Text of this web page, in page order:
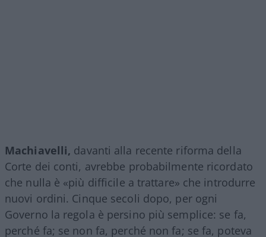
Machiavelli, davanti alla recente riforma della
Corte dei conti, avrebbe probabilmente ricordato
che nulla è «più difficile a trattare» che introdurre
nuovi ordini. Cinque secoli dopo, per ogni
Governo la regola è persino più semplice: se fa,
perché fa; se non fa, perché non fa; se fa, poteva